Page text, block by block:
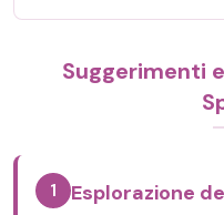
Suggerimenti
1 Esplorazione